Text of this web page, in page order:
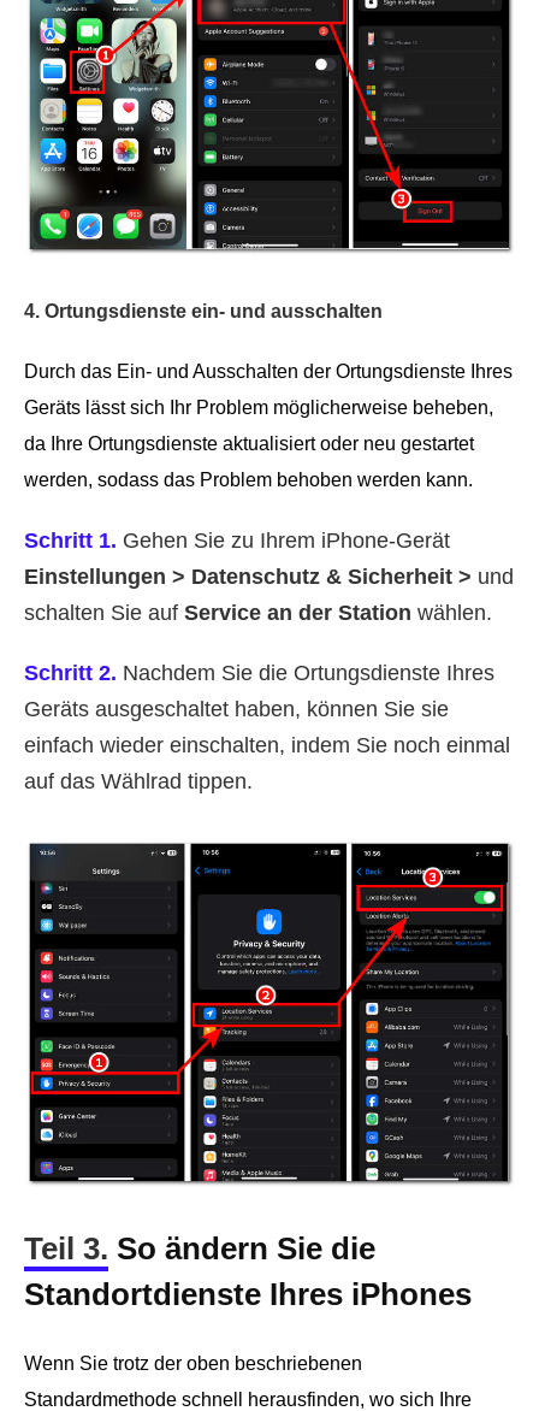
4. Ortungsdienste ein- und ausschalten
Durch das Ein- und Ausschalten der Ortungsdienste Ihres
Geräts lässt sich Ihr Problem möglicherweise beheben,
da Ihre Ortungsdienste aktualisiert oder neu gestartet
werden, sodass das Problem behoben werden kann.
Schritt 1. Gehen Sie zu Ihrem iPhone-Gerät
Einstellungen > Datenschutz & Sicherheit > und
schalten Sie auf Service an der Station wählen.
Schritt 2. Nachdem Sie die Ortungsdienste Ihres
Geräts ausgeschaltet haben, können Sie sie
einfach wieder einschalten, indem Sie noch einmal
auf das Wählrad tippen.
Teil 3. So ändern Sie die
Standortdienste Ihres iPhones
Wenn Sie trotz der oben beschriebenen
Standardmethode schnell herausfinden, wo sich Ihre